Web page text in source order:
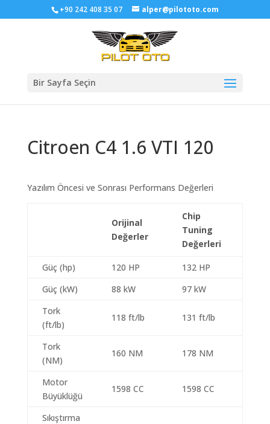
+90 242 408 35 07 alper@pilototo.com
Bir Sayfa Seçin
Citroen C4 1.6 VTI 120
Yazılım Öncesi ve Sonrası Performans Değerleri
Orijinal
Değerler
Chip
Tuning
Değerleri
Güç (hp) 120 HP
132 HP
Güç (kW)
88 kW
97 kW
Tork
(ft/lb)
118 ft/lb 131 ft/lb
Tork
(NM)
160 NM 178 NM
Motor
Büyüklüğü
1598 CC 1598 CC
Sıkıştırma